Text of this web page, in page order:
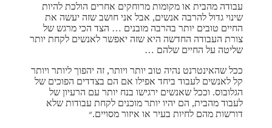
עבודה מהבית או מקומות מרוחקים אחרים הולכת להיות
שינוי גדול להרבה אנשים, אבל אני חושב שזה יעשה את
החיים טובים יותר בהרבה מובנים … הצד הכי מרגש של
צורת העבודה החדשה היא שזה יאפשר לאנשים לקחת יותר
שליטה על החיים שלהם …
ככל שהאינטרנט נהיה טוב יותר ויותר, זה יהפוך ליותר ויותר
קל לאנשים לעבוד ביחד אפילו אם הם בצדדים הפוכים של
הגלובוס. וככל שאנשים ירגישו בנח יותר עם הרעיון של
לעבוד מהבית, הם יהיו יותר מוכנים לקחת עבודות שלא
דורשות מהם לחיות בעיר או איזור מסויים.״